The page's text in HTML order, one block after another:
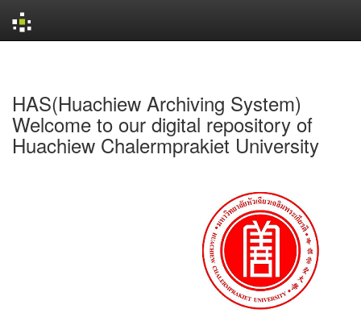
HAS(Huachiew Archiving System)
Welcome to our digital repository of
Huachiew Chalermprakiet University